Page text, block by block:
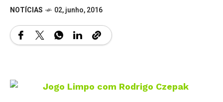
NOTÍCIAS 02, junho, 2016